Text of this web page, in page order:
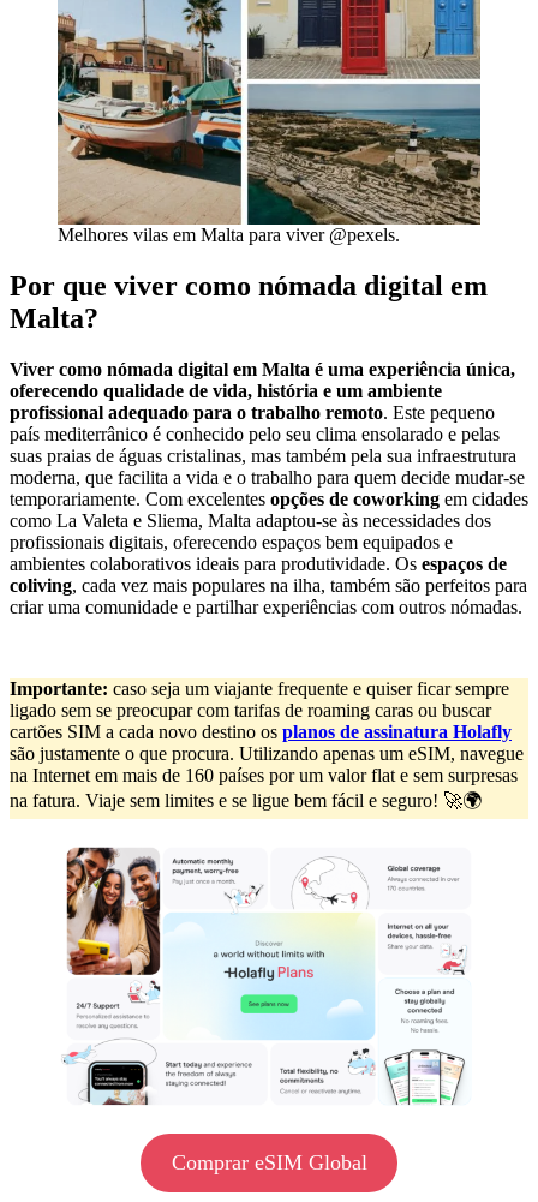
Melhores vilas em Malta para viver @pexels.
Por que viver como nómada digital em
Malta?
Viver como nómada digital em Malta é uma experiência única,
oferecendo qualidade de vida, história e um ambiente
profissional adequado para o trabalho remoto. Este pequeno
país mediterrânico é conhecido pelo seu clima ensolarado e pelas
suas praias de águas cristalinas, mas também pela sua infraestrutura
moderna, que facilita a vida e o trabalho para quem decide mudar-se
temporariamente. Com excelentes opções de coworking em cidades
como La Valeta e Sliema, Malta adaptou-se às necessidades dos
profissionais digitais, oferecendo espaços bem equipados e
ambientes colaborativos ideais para produtividade. Os espaços de
coliving, cada vez mais populares na ilha, também são perfeitos para
criar uma comunidade e partilhar experiências com outros nómadas.
Importante: caso seja um viajante frequente e quiser ficar sempre
ligado sem se preocupar com tarifas de roaming caras ou buscar
cartões SIM a cada novo destino os planos de assinatura Holafly
são justamente o que procura. Utilizando apenas um eSIM, navegue
na Internet em mais de 160 países por um valor flat e sem surpresas
na fatura. Viaje sem limites e se ligue bem fácil e seguro! 🚀🌍
Comprar eSIM Global